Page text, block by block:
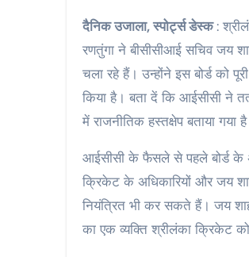
दैनिक उजाला, स्पोर्ट्स डेस्क:
रणतुंगा ने बीसीसीआई सचिव जय
चला रहे हैं। उन्‍होंने इस बोर्ड को
किया है। बता दें कि आईसीसी ने
में राजनीतिक हस्तक्षेप बताया
आईसीसी के फैसले से पहले बोर्ड के
क्रिकेट के अधिकारियों और जय
नियंत्रित भी कर सकते हैं। जय
का एक व्‍यक्ति श्रीलंका क्रिकेट को